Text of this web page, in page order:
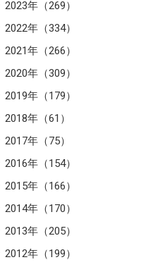
2023年（269）
2022年（334）
2021年（266）
2020年（309）
2019年（179）
2018年（61）
2017年（75）
2016年（154）
2015年（166）
2014年（170）
2013年（205）
2012年（199）